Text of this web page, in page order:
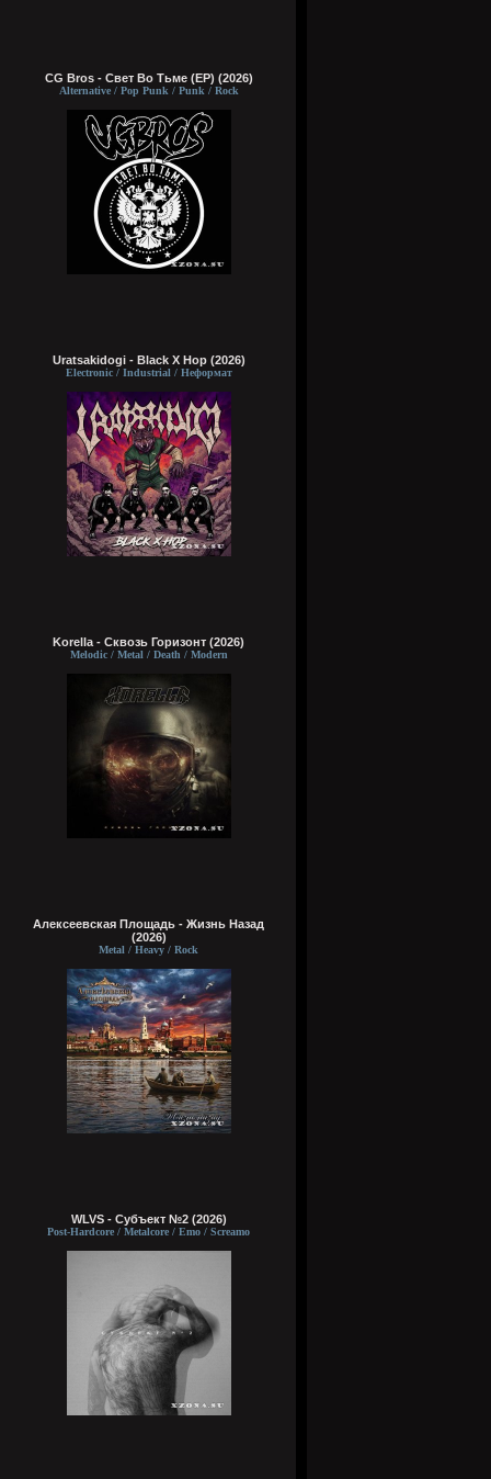
CG Bros - Свет Во Тьме (EP) (2026)
Alternative / Pop Punk / Punk / Rock
Uratsakidogi - Black X Hop (2026)
Electronic / Industrial / Неформат
Korella - Сквозь Горизонт (2026)
Melodic / Metal / Death / Modern
Алексеевская Площадь - Жизнь Назад
(2026)
Metal / Heavy / Rock
WLVS - Субъект №2 (2026)
Post-Hardcore / Metalcore / Emo / Screamo